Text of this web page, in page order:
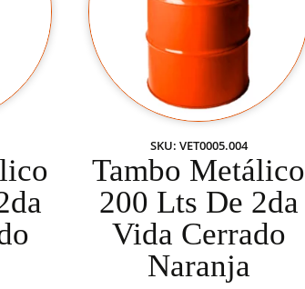
SKU: VET0005.004
Tambo Metálico
200 Lts De 2da
Vida Cerrado
Naranja